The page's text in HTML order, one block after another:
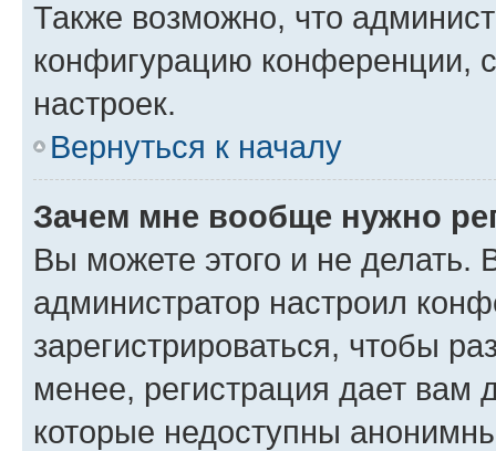
Также возможно, что
конфигурацию конференции,
настроек.
Вернуться к началу
Зачем мне вообще нужно
Вы можете этого и не делать.
администратор настроил
зарегистрироваться, чтобы
менее, регистрация дает вам
которые недоступны